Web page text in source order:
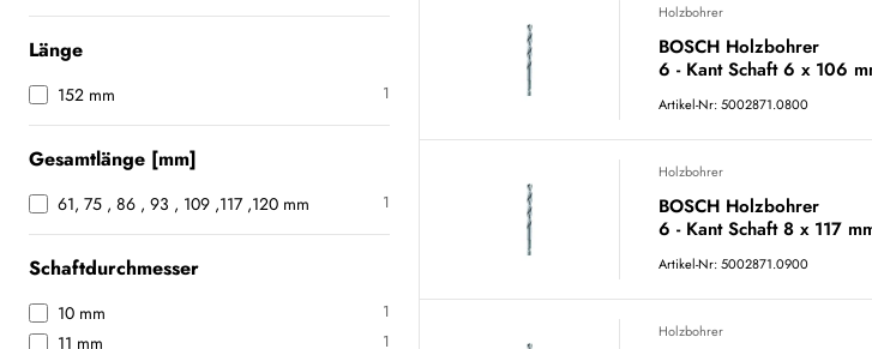
Länge
152 mm 1
Gesamtlänge [mm]
61, 75 , 86 , 93 , 109 ,117 ,120 mm 1
Schaftdurchmesser
10 mm 1
11 mm 1
Holzbohrer
BOSCH Holzbohrer
6 - Kant Schaft 6 x 106
Artikel-Nr: 5002871.0800
Holzbohrer
BOSCH Holzbohrer
6 - Kant Schaft 8 x 117
Artikel-Nr: 5002871.0900
Holzbohrer